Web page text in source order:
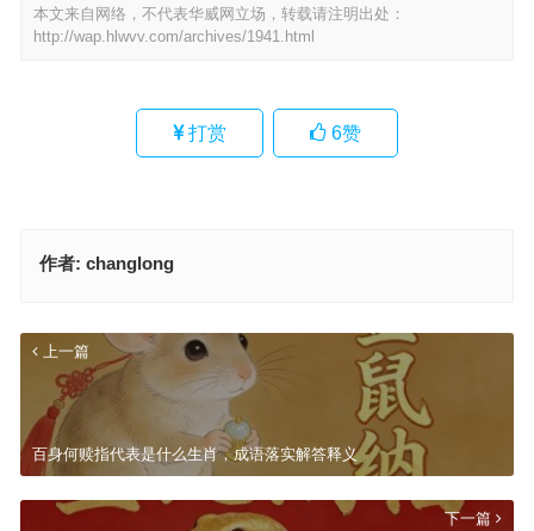
本文来自网络，不代表华威网立场，转载请注明出处：
http://wap.hlwvv.com/archives/1941.html
打赏 6赞
作者: changlong
上一篇
百身何赎指代表是什么生肖，成语落实解答释义
下一篇